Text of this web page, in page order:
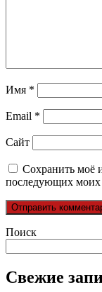
Имя *
Email *
Сайт
Сохранить моё
последующих моих
Поиск
Свежие